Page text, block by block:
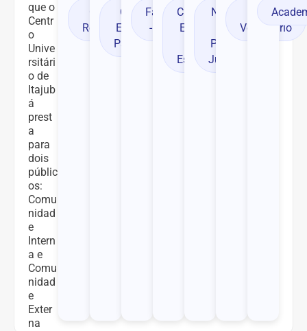
que o
Centr
o
Unive
rsitári
o de
Itajub
á
prest
a
para
dois
públic
os:
Comu
nidad
e
Intern
a e
Comu
nidad
e
Exter
na
Centro de
Reabilitação
Clínica -
Escola de
Psicologia
Farmácia
- Escola
Clínica -
Escola
Estética
Núcleo
de
Prática
Jurídica
Centro
Veterinário